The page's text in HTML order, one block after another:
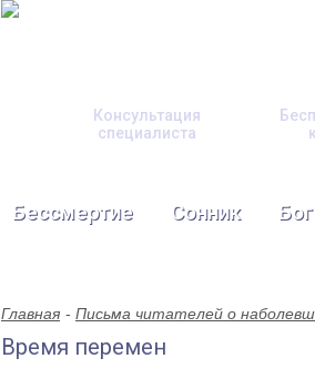
Консультация
специалиста
Бессмертие Сонник Бог
Главная Письма читателей о
Время перемен